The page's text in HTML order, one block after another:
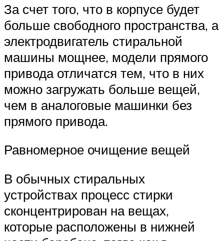
За счет того, что в корпусе будет
больше свободного пространства, а
электродвигатель стиральной
машины мощнее, модели прямого
привода отличатся тем, что в них
можно загружать больше вещей,
чем в аналоговые машинки без
прямого привода.
Равномерное очищение вещей
В обычных стиральных
устройствах процесс стирки
сконцентрирован на вещах,
которые расположены в нижней